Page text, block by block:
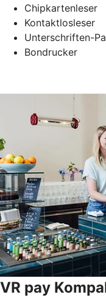
Chipkartenleser
Kontaktlosleser
Unterschriften-
Bondrucker
VR pay